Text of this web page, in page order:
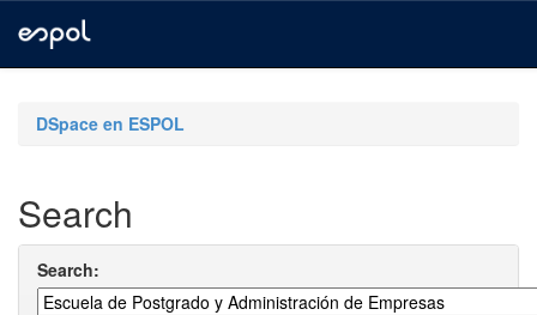
navigationDSpace en ESPOL
Search
Search: